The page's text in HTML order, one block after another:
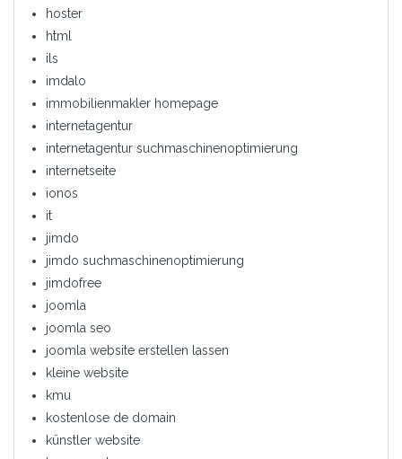
hoster
html
ils
imdalo
immobilienmakler homepage
internetagentur
internetagentur suchmaschinenoptimierung
internetseite
ionos
it
jimdo
jimdo suchmaschinenoptimierung
jimdofree
joomla
joomla seo
joomla website erstellen lassen
kleine website
kmu
kostenlose de domain
künstler website